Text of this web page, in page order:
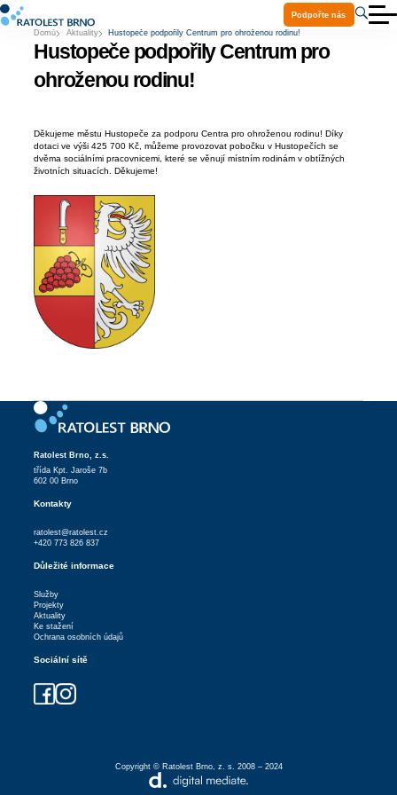
O nás
Aktuality
Služby
Projekty
Praxe a stáže
Kontakty
Pomoc Ukrajině
Podpořte nás
Domů Aktuality Hustopeče podpořily Centrum pro ohroženou rodinu!
Hustopeče podpořily Centrum pro
ohroženou rodinu!
Děkujeme městu Hustopeče za podporu Centra pro ohroženou rodinu! Díky
dotaci ve výši 425 700 Kč, můžeme provozovat pobočku v Hustopečích se
dvěma sociálními pracovnicemi, které se věnují místním rodinám v obtížných
životních situacích. Děkujeme!
Ratolest Brno, z.s.
třída Kpt. Jaroše 7b
602 00 Brno
Kontakty
ratolest@ratolest.cz
+420 773 826 837
Důležité informace
Služby
Projekty
Aktuality
Ke stažení
Ochrana osobních údajů
Sociální sítě
Copyright © Ratolest Brno, z. s. 2008 – 2024